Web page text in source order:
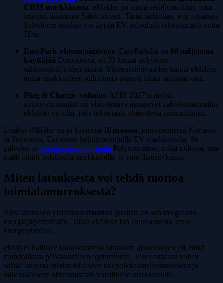
CRM-markkinasta. eMabler on ainoa sertifioitu liitin, joka
integroi latauksen Salesforceen. Tämä tarkoittaa, että jokainen
Salesforce-asiakas voi tarjota EV-palveluita rakentamatta uutta
IT:tä.
EasyPark-yhteentoimivuus: EasyParkilla on 60 miljoonaa
käyttäjää Euroopassa, eli 30 kertaa nykyisten
sähköautoilijoiden määrä. Yhteentoimivuuden kautta eMabler
antaa asiakkailleen välittömän pääsyn tähän mittakaavaan.
Plug & Charge -valmius: AFIR 2027:n myötä
autonvalmistajien on yhdistettävä ajoneuvot palveluntarjoajiin.
eMabler on silta, joka tekee tästä yhteydestä saumattoman.
Lisäksi eMabler on jo käytössä 10 maassa, johtoasemassa Norjassa
ja Suomessa, Euroopan kehittyneimmillä EV-markkinoilla. Se
palvelee jo useita energiayhtiöitä Pohjoismaissa, mikä todistaa, että
malli toimii todellisilla markkinoilla, ei vain diaesityksissä.
Miten latauksesta voi tehdä tuottoa
toimialamurroksesta?
Yksi latauksen ylenkatsotuimmista puolista on sen integraatio
energiajärjestelmään. Tässä eMabler luo ainutlaatuista arvoa
energiayhtiöille.
eMabler hallitsee latauskuormia tuhansien ajoneuvojen yli, mikä
mahdollistaa päivänsisäisen optimoinnin. Tasevastaavat voivat
säätää latausta minimoidakseen tasepoikkeamakustannukset ja
vähentääkseen altistumistaan volatiileille markkinoille.